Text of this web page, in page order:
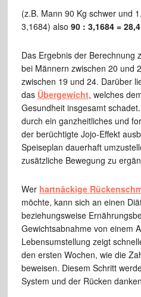
(z.B. Mann 90 Kg schwer und
3,1684) also 90 : 3,1684 =
Das Ergebnis der Berechnung
bei Männern zwischen 20 und
zwischen 19 und 24. Darüber
das Übergewicht, welches
Gesundheit insgesamt
durch ein ganzheitliches und
der berüchtigte Jojo-Effekt
Speiseplan dauerhaft
zusätzliche Bewegung zu
Wer hartnäckige
möchte, kann sich an einen
beziehungsweise
Gewichtsabnahme von einem
Lebensumstellung zeigt
den ersten Wochen, wie die
beweisen. Diesem Schritt
System und der Rücken